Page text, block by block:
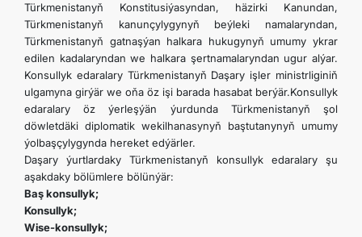
Türkmenistanyň Konstitusiýasyndan, häzirki Kanundan,
Türkmenistanyň kanunçylygynyň beýleki namalaryndan,
Türkmenistanyň gatnaşýan halkara hukugynyň umumy ykrar
edilen kadalaryndan we halkara şertnamalaryndan ugur alýar.
Konsullyk edaralary Türkmenistanyň Daşary işler ministrliginiň
ulgamyna girýär we oňa öz işi barada hasabat berýär.Konsullyk
edaralary öz ýerleşýän ýurdunda Türkmenistanyň şol
döwletdäki diplomatik wekilhanasynyň baştutanynyň umumy
ýolbaşçylygynda hereket edýärler.
Daşary ýurtlardaky Türkmenistanyň konsullyk edaralary şu
aşakdaky bölümlere bölünýär:
Baş konsullyk;
Konsullyk;
Wise-konsullyk;